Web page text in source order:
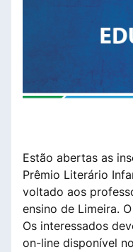
Estão abertas as
Prêmio Literário
voltado aos
ensino de Limeira.
Os interessados
on-line disponível